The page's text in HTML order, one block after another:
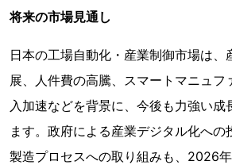
将来の市場見通し
日本の工場自動化・産業制御市場は、
展、人件費の高騰、スマートマニュフ
入加速などを背景に、今後も力強い成
ます。政府による産業デジタル化への
製造プロセスへの取り組みも、2026